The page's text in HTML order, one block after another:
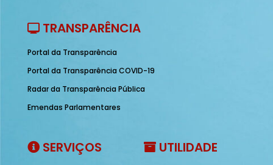
TRANSPARÊNCIA
Portal da Transparência
Portal da Transparência COVID-19
Radar da Transparência Pública
Emendas Parlamentares
SERVIÇOS UTILIDADE